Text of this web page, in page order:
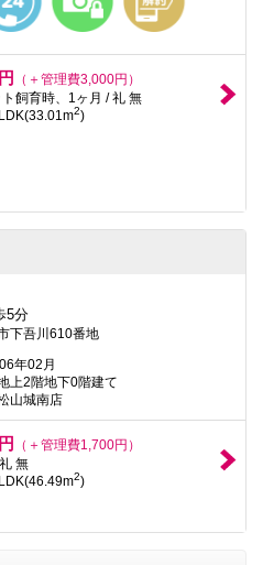
（＋管理費3,000円）
飼育時、1ヶ月 / 礼 無
2)
5分
下吾川610番地
年02月
上2階地下0階建て
山城南店
（＋管理費1,700円）
無
2)